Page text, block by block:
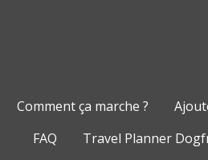
Comment ça marche ?
FAQ
Travel Planner